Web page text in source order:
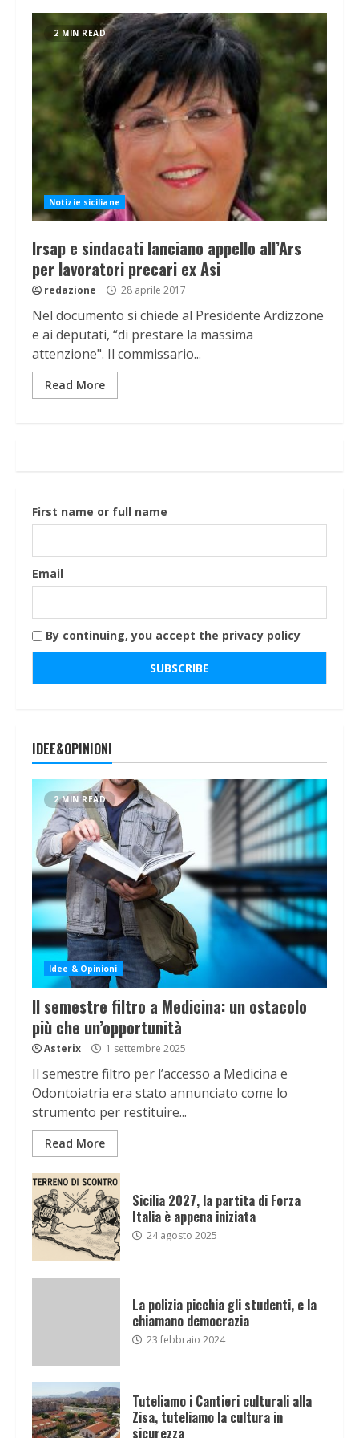
2 MIN READ
Notizie siciliane
Irsap e sindacati lanciano appello all’Ars
per lavoratori precari ex Asi
redazione 28 aprile 2017
Nel documento si chiede al Presidente Ardizzone
e ai deputati, “di prestare la massima
attenzione". Il commissario...
Read More
First name or full name
Email
By continuing, you accept the privacy policy
IDEE&OPINIONI
2 MIN READ
Idee & Opinioni
Il semestre filtro a Medicina: un ostacolo
più che un’opportunità
Asterix 1 settembre 2025
Il semestre filtro per l’accesso a Medicina e
Odontoiatria era stato annunciato come lo
strumento per restituire...
Read More
Sicilia 2027, la partita di Forza
Italia è appena iniziata
24 agosto 2025
La polizia picchia gli studenti, e la
chiamano democrazia
23 febbraio 2024
Tuteliamo i Cantieri culturali alla
Zisa, tuteliamo la cultura in
sicurezza